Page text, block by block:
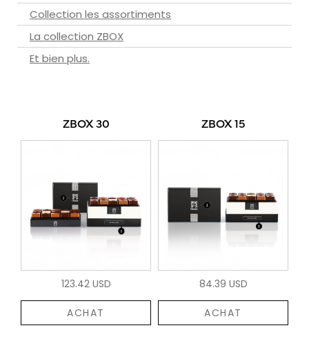
Collection les assortiments
La collection ZBOX
Et bien plus.
ZBOX 30
123.42 USD
ACHAT
ZBOX 15
84.39 USD
ACHAT